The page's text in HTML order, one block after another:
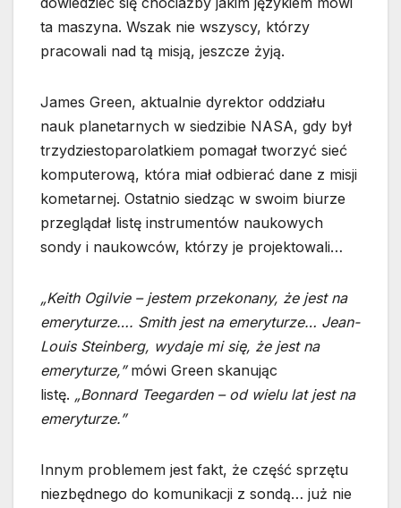
ta maszyna. Wszak nie wszyscy, którzy
pracowali nad tą misją, jeszcze żyją.
James Green, aktualnie dyrektor oddziału
nauk planetarnych w siedzibie NASA, gdy był
trzydziestoparolatkiem pomagał tworzyć sieć
komputerową, która miał odbierać dane z misji
kometarnej. Ostatnio siedząc w swoim biurze
przeglądał listę instrumentów naukowych
sondy i naukowców, którzy je projektowali…
„Keith Ogilvie – jestem przekonany, że jest na
emeryturze…. Smith jest na emeryturze… Jean-
Louis Steinberg, wydaje mi się, że jest na
emeryturze,”mówi Green skanując
listę. „Bonnard Teegarden – od wielu lat jest na
emeryturze.”
Innym problemem jest fakt, że część sprzętu
niezbędnego do komunikacji z sondą… już nie